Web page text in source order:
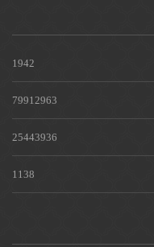
1942
79912963
25443936
1138